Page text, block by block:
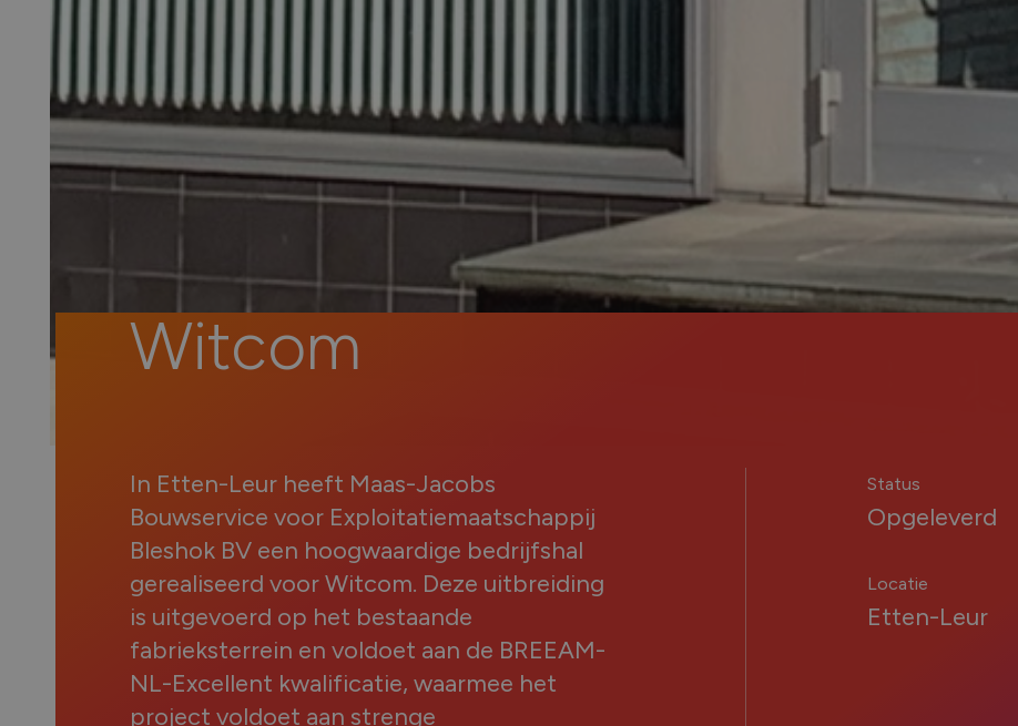
Witcom
In Etten-Leur heeft Maas-Jacobs
Bouwservice voor Exploitatiemaatschappij
Bleshok BV een hoogwaardige bedrijfshal
gerealiseerd voor Witcom. Deze uitbreiding
is uitgevoerd op het bestaande
fabrieksterrein en voldoet aan de BREEAM-
NL-Excellent kwalificatie, waarmee het
project voldoet aan strenge
Status
Opgeleverd
Locatie
Etten-Leur